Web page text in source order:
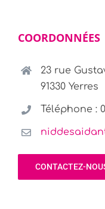
COORDONNÉES
23 rue
91330 Yerres
Téléphone :
CONTACTEZ-